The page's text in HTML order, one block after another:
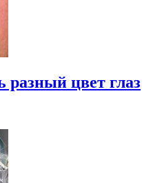
разный цвет глаз